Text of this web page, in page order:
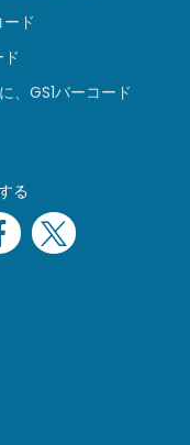
ド
、GS1バーコード
る